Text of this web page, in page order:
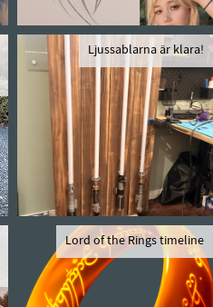
Ljussablarna är klara!
Lord of the Rings timeline